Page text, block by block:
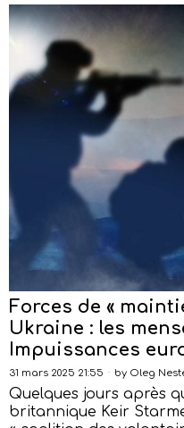
Forces de «
Ukraine : les
Impuissances
31 mars 2025 21:55 by Oleg
Quelques jours après
britannique Keir